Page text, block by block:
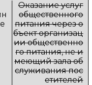
Оказание услуг
общественного
питания через о
бъект организац
ии общественно
го питания, не и
меющий зала об
служивания пос
етителей